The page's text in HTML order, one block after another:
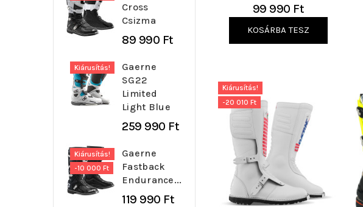
Cross
Csizma
89 990 Ft
Kiárusítás!
Gaerne
SG22
Limited
Light Blue
259 990 Ft
Kiárusítás!
-10 000 Ft
Gaerne
Fastback
Endurance...
119 990 FtRegular
99 990 Ft
KOSÁRBA TESZ
Kiárusítás!
-20 010 Ft